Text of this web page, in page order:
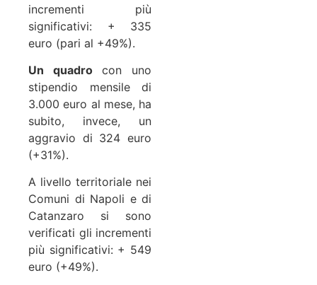
incrementi più
significativi: + 335
euro (pari al +49%).
Un quadrocon uno
stipendio mensile di
3.000 euro al mese, ha
subito, invece, un
aggravio di 324 euro
(+31%).
A livello territoriale nei
Comuni di Napoli e di
Catanzaro si sono
verificati gli incrementi
più significativi: + 549
euro (+49%).